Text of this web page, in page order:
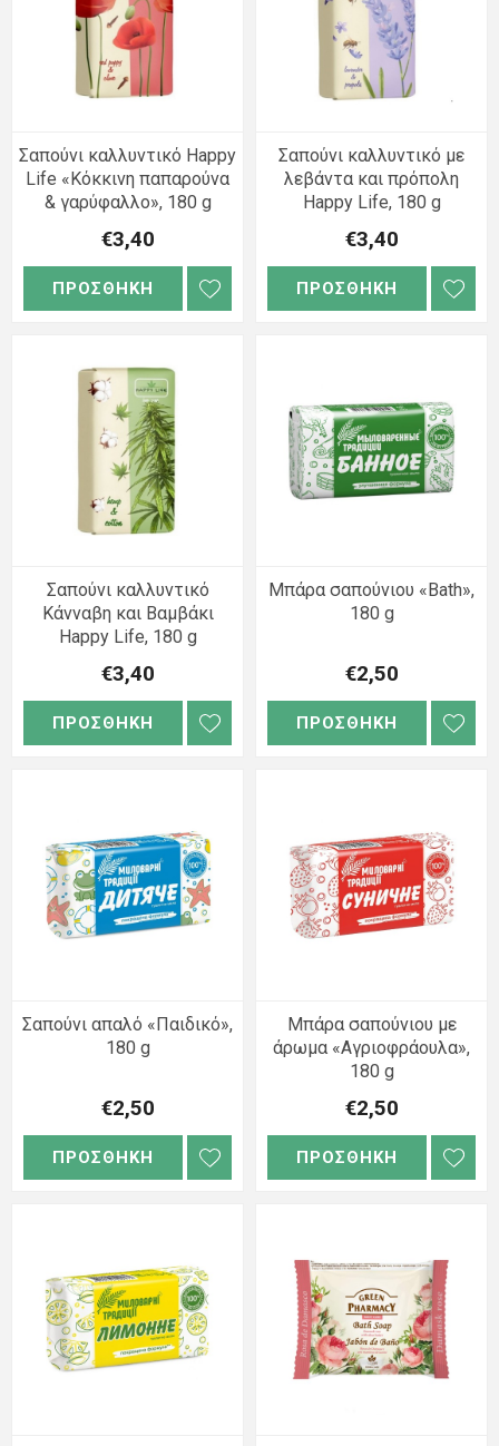
Σαπούνι καλλυντικό Happy
Life «Κόκκινη παπαρούνα
& γαρύφαλλο», 180 g
€3,40
ΠΡΟΣΘΗΚΗ
Σαπούνι καλλυντικό με
λεβάντα και πρόπολη
Happy Life, 180 g
€3,40
ΠΡΟΣΘΗΚΗ
Σαπούνι καλλυντικό
Κάνναβη και Βαμβάκι
Happy Life, 180 g
€3,40
ΠΡΟΣΘΗΚΗ
Μπάρα σαπούνιου «Bath»,
180 g
€2,50
ΠΡΟΣΘΗΚΗ
Σαπούνι απαλό «Παιδικό»,
180 g
€2,50
ΠΡΟΣΘΗΚΗ
Μπάρα σαπούνιου με
άρωμα «Αγριοφράουλα»,
180 g
€2,50
ΠΡΟΣΘΗΚΗ